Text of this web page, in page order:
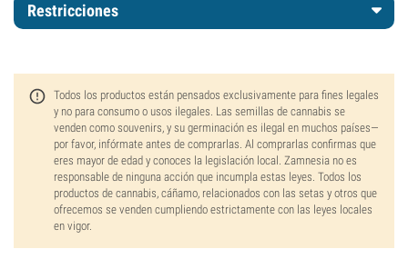
Restricciones
Todos los productos están pensados exclusivamente para fines legales
y no para consumo o usos ilegales. Las semillas de cannabis se
venden como souvenirs, y su germinación es ilegal en muchos países—
por favor, infórmate antes de comprarlas. Al comprarlas confirmas que
eres mayor de edad y conoces la legislación local. Zamnesia no es
responsable de ninguna acción que incumpla estas leyes. Todos los
productos de cannabis, cáñamo, relacionados con las setas y otros que
ofrecemos se venden cumpliendo estrictamente con las leyes locales
en vigor.